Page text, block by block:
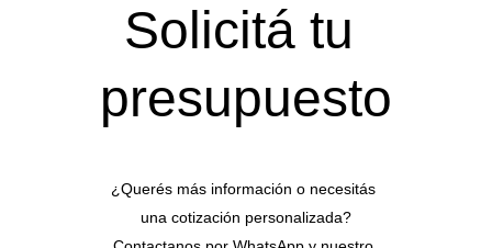
Solicitá tu
presupuesto
¿Querés más información o necesitás
una cotización personalizada?